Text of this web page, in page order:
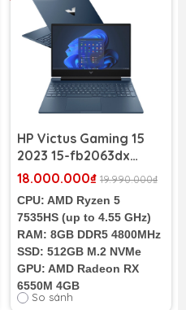
Tình trạng : Nhập Khẩu 100%
HP Victus Gaming 15
2023 15-fb2063dx
(AMD Ryzen 5-7535HS
| Radeon RX 6550M
4GB | 15.6 inch FHD
144Hz)
18.000.000₫ 19.990.000₫
CPU: AMD Ryzen 5
7535HS (up to 4.55 GHz)
RAM: 8GB DDR5 4800MHz
SSD: 512GB M.2 NVMe
GPU: AMD Radeon RX
6550M 4GB
Màn hình: 15.6" FHD
So sánh